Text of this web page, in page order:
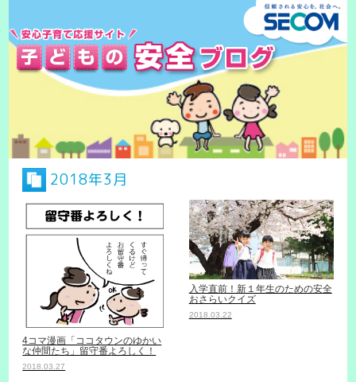
2018年3月
4コマ漫画「ココタウンのゆかい
な仲間たち」留守番よろしく！
2018.03.27
入学直前！新１年生のための安全
おさらいクイズ
2018.03.22